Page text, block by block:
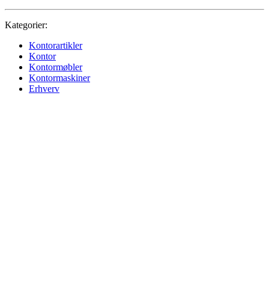
Kategorier:
Kontorartikler
Kontor
Kontormøbler
Kontormaskiner
Erhverv